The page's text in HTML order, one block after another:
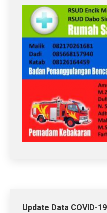
Update Data COVID-19